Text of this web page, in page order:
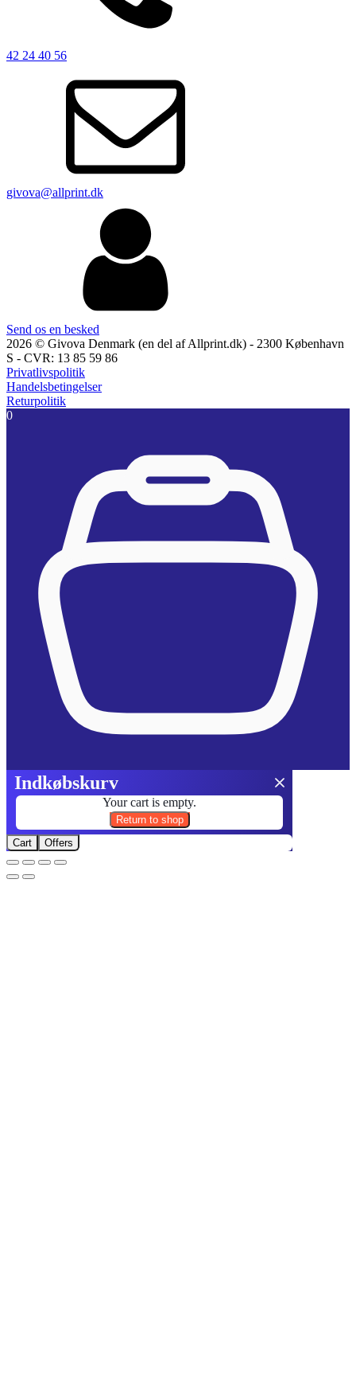
42 24 40 56
givova@allprint.dk
Send os en besked
2026 © Givova Denmark (en del af Allprint.dk) - 2300 København
S - CVR: 13 85 59 86
Privatlivspolitik
Handelsbetingelser
Returpolitik
0
Indkøbskurv
Your cart is empty.
Return to shop
Cart
Offers